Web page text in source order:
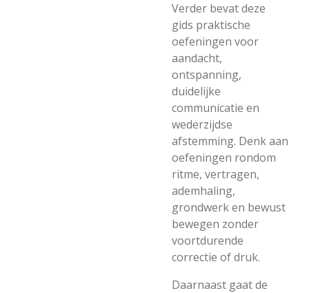
Verder bevat deze
gids praktische
oefeningen voor
aandacht,
ontspanning,
duidelijke
communicatie en
wederzijdse
afstemming. Denk aan
oefeningen rondom
ritme, vertragen,
ademhaling,
grondwerk en bewust
bewegen zonder
voortdurende
correctie of druk.
Daarnaast gaat de